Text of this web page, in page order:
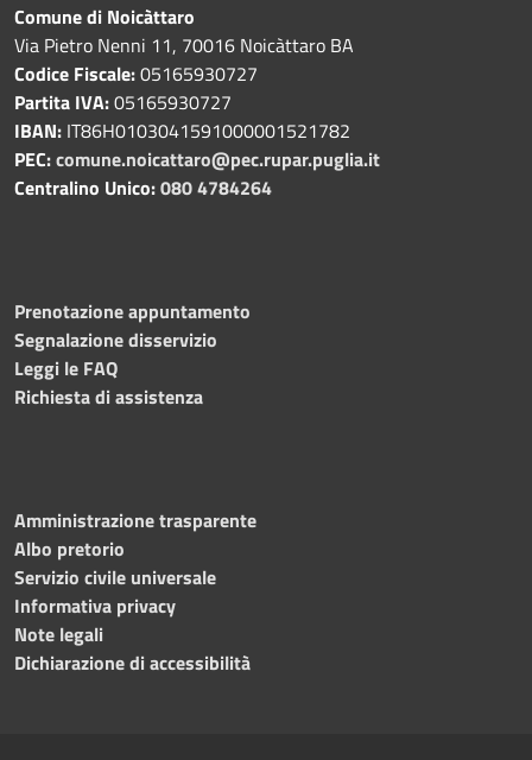
Comune di Noicàttaro
Via Pietro Nenni 11, 70016 Noicàttaro BA
Codice Fiscale:05165930727
Partita IVA:05165930727
IBAN: IT86H0103041591000001521782
PEC:comune.noicattaro@pec.rupar.puglia.it
Centralino Unico:080 4784264
Prenotazione appuntamento
Segnalazione disservizio
Leggi le FAQ
Richiesta di assistenza
Amministrazione trasparente
Albo pretorio
Servizio civile universale
Informativa privacy
Note legali
Dichiarazione di accessibilità